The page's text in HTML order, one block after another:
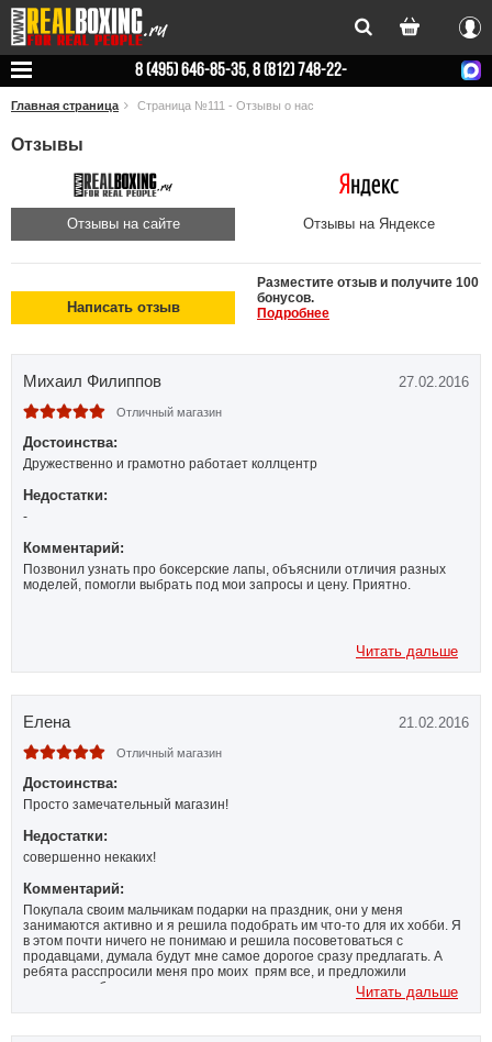
Вход
8 (495) 646-85-35, 8 (812) 748-22-
78
Главная страница Страница №111 - Отзывы о нас
Отзывы
Отзывы на сайте Отзывы на Яндексе
Написать отзыв
Разместите отзыв и получите 100
бонусов.
Подробнее
Михаил Филиппов 27.02.2016
Отличный магазин
Достоинства:
Дружественно и грамотно работает коллцентр
Недостатки:
-
Комментарий:
Позвонил узнать про боксерские лапы, объяснили отличия разных
моделей, помогли выбрать под мои запросы и цену. Приятно.
Читать дальше
Елена 21.02.2016
Отличный магазин
Достоинства:
Просто замечательный магазин!
Недостатки:
совершенно некаких!
Комментарий:
Покупала своим мальчикам подарки на праздник, они у меня
занимаются активно и я решила подобрать им что-то для их хобби. Я
в этом почти ничего не понимаю и решила посоветоваться с
продавцами, думала будут мне самое дорогое сразу предлагать. А
ребята расспросили меня про моих прям все, и предложили
достаточно бюджетные варианты, я даже попросил чуть подороже
подобрать! В общем выбрали мне и перчатки и защиту, доставили все
очень быстро, все посмотрела, все отличного качества. Показала
знакомому, другу, он сказал что товар превосходный и что мои хотели
Читать дальше